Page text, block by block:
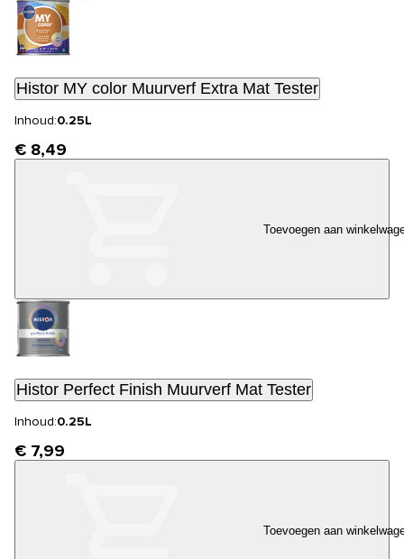
Histor MY color Muurverf Extra Mat Tester
Inhoud:0.25L
€ 8,49
Toevoegen aan
Histor Perfect Finish Muurverf Mat Tester
Inhoud:0.25L
€ 7,99
Toevoegen aan